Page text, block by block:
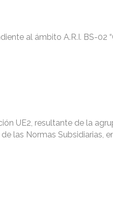
al ámbito A.R.I. BS-02
UE2, resultante de la
las Normas Subsidiarias,